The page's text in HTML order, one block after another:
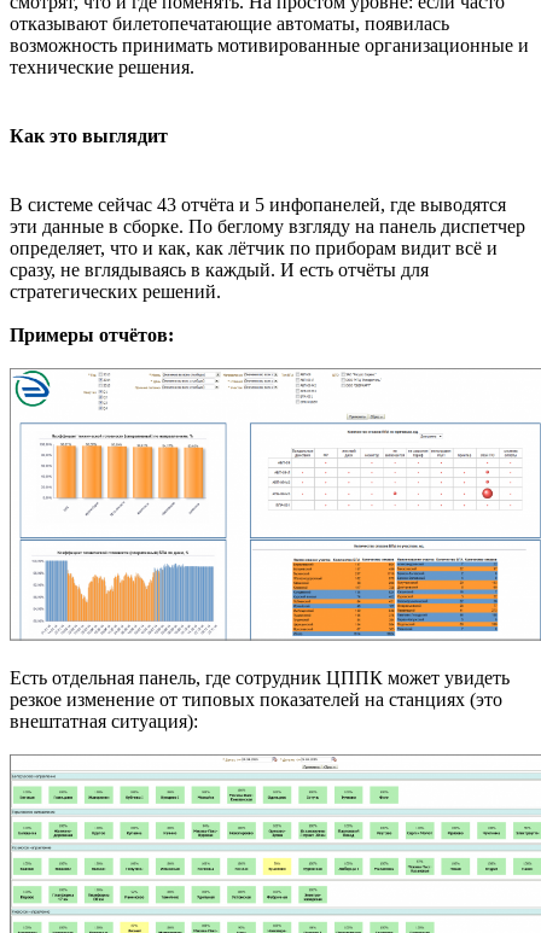
отказывают билетопечатающие автоматы, появилась
возможность принимать мотивированные организационные и
технические решения.
Как это выглядит
В системе сейчас 43 отчёта и 5 инфопанелей, где выводятся
эти данные в сборке. По беглому взгляду на панель диспетчер
определяет, что и как, как лётчик по приборам видит всё и
сразу, не вглядываясь в каждый. И есть отчёты для
стратегических решений.
Примеры отчётов:
Есть отдельная панель, где сотрудник ЦППК может увидеть
резкое изменение от типовых показателей на станциях (это
внештатная ситуация):